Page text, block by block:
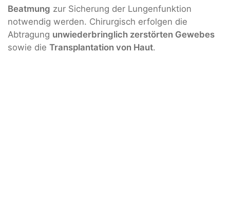
Beatmung zur Sicherung der Lungenfunktion
notwendig werden. Chirurgisch erfolgen die
Abtragung unwiederbringlich zerstörten Gewebes
sowie die Transplantation von Haut.